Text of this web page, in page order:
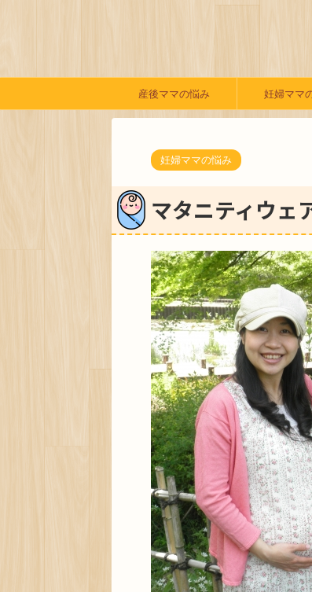
産後ママの悩み 妊婦ママ
妊婦ママの悩み
マタニティウェ